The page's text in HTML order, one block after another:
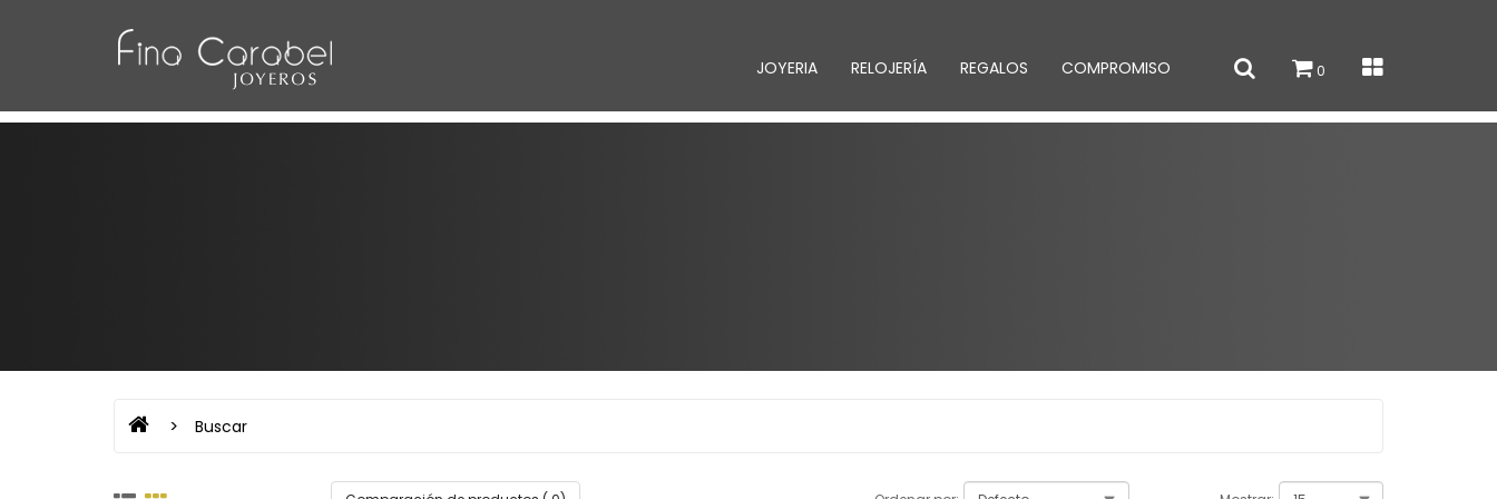
0
JOYERIA RELOJERÍA REGALOS COMPROMISO
Buscar